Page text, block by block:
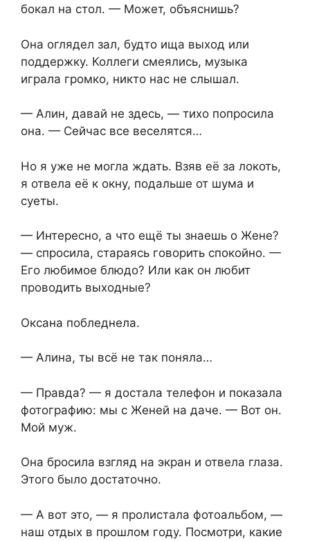
бокал на стол. — Может, объяснишь?
Она оглядел зал, будто ища выход или
поддержку. Коллеги смеялись, музыка
играла громко, никто нас не слышал.
— Алин, давай не здесь, — тихо попросила
она. — Сейчас все веселятся…
Но я уже не могла ждать. Взяв её за локоть,
я отвела её к окну, подальше от шума и
суеты.
— Интересно, а что ещё ты знаешь о Жене?
— спросила, стараясь говорить спокойно. —
Его любимое блюдо? Или как он любит
проводить выходные?
Оксана побледнела.
— Алина, ты всё не так поняла…
— Правда? — я достала телефон и показала
фотографию: мы с Женей на даче. — Вот он.
Мой муж.
Она бросила взгляд на экран и отвела глаза.
Этого было достаточно.
— А вот это, — я пролистала фотоальбом, —
наш отдых в прошлом году. Посмотри, какие